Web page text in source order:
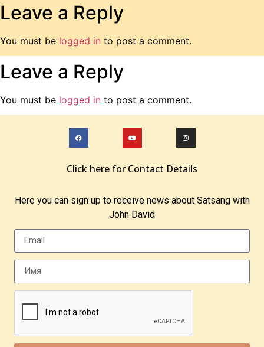
Leave a Reply
You must be logged in to post a comment.
Leave a Reply
You must be logged in to post a comment.
Click here for Contact Details
Here you can sign up to receive news about Satsang with
John David